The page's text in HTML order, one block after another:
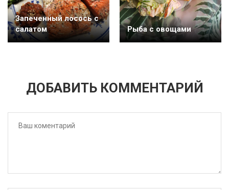
Запеченный лосось с
салатом
Рыба с овощами
ДОБАВИТЬ КОММЕНТАРИЙ